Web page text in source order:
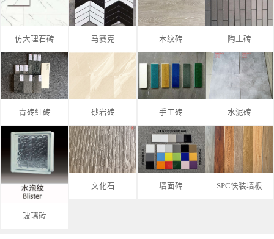
仿大理石砖 马赛克 木纹砖 陶土砖
青砖红砖 砂岩砖 手工砖 水泥砖
玻璃砖
文化石 墙面砖 SPC快装墙板